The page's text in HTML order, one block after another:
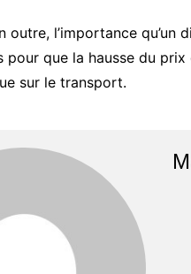
outre, l’importance
que la hausse du
sur le transport.